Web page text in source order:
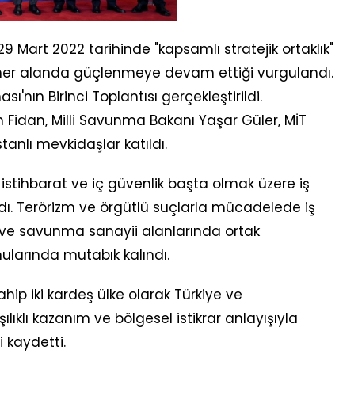
Mart 2022 tarihinde "kapsamlı stratejik ortaklık"
alanda güçlenmeye devam ettiği vurgulandı.
Birinci Toplantısı gerçekleştirildi.
Fidan, Milli Savunma Bakanı Yaşar Güler, MİT
mevkidaşlar katıldı.
ve iç güvenlik başta olmak üzere iş
Terörizm ve örgütlü suçlarla mücadelede iş
savunma sanayii alanlarında ortak
mutabık kalındı.
iki kardeş ülke olarak Türkiye ve
kazanım ve bölgesel istikrar anlayışıyla
kaydetti.